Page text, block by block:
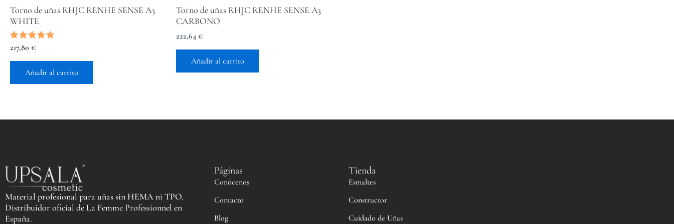
Torno de uñas RHJC RENHE SENSE A3
WHITE
Valorado
con
5.00
217,80 €
Añadir al carrito
Torno de uñas RHJC RENHE SENSE A3
CARBONO
222,64 €
Añadir al carrito
Material profesional para uñas sin HEMA ni TPO.
Distribuidor oficial de La Femme Professionnel en
España.
Páginas
Conócenos
Contacto
Blog
Tienda
Esmaltes
Constructor
Cuidado de Uñas